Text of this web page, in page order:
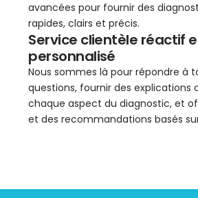
avancées pour fournir des
rapides, clairs et précis.
Service clientèle réactif
personnalisé
Nous sommes là pour répondre à
questions, fournir des explications
chaque aspect du diagnostic, et
et des recommandations basés